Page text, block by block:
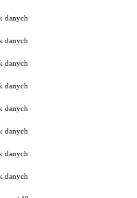
danych
danych
danych
danych
danych
danych
danych
danych